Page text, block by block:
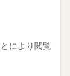
により閲覧